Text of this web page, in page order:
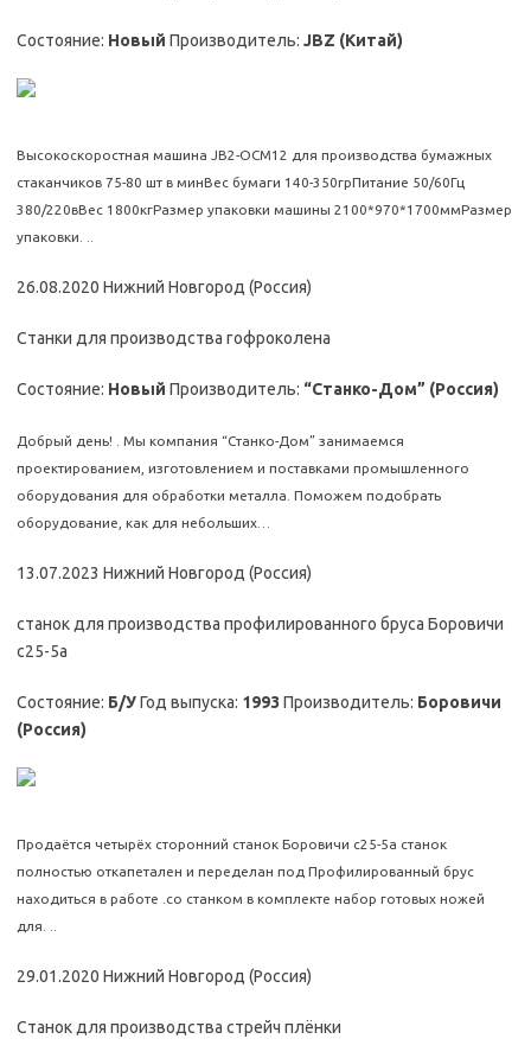
Состояние: Новый Производитель: JBZ (Китай)
Высокоскоростная машина JB2-OCM12 для производства бумажных
стаканчиков 75-80 шт в минВес бумаги 140-350грПитание 50/60Гц
380/220вВес 1800кгРазмер упаковки машины 2100*970*1700ммРазмер
упаковки. ..
26.08.2020 Нижний Новгород (Россия)
Станки для производства гофроколена
Состояние: Новый Производитель: “Станко-Дом” (Россия)
Добрый день! . Мы компания “Станко-Дом” занимаемся
проектированием, изготовлением и поставками промышленного
оборудования для обработки металла. Поможем подобрать
оборудование, как для небольших…
13.07.2023 Нижний Новгород (Россия)
станок для производства профилированного бруса Боровичи
с25-5а
Состояние: Б/УГод выпуска: 1993 Производитель: Боровичи
(Россия)
Продаётся четырёх сторонний станок Боровичи с25-5а станок
полностью откапетален и переделан под Профилированный брус
находиться в работе .со станком в комплекте набор готовых ножей
для. ..
29.01.2020 Нижний Новгород (Россия)
Станок для производства стрейч плёнки